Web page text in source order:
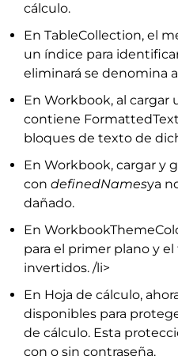
cálculo.
En TableCollection, el
un índice para
eliminará se denomina
En Workbook, al
contiene
bloques de texto de
En Workbook, cargar y
con definedNamesya
dañado.
En
para el primer plano y
invertidos. /li>
En Hoja de cálculo,
disponibles para
de cálculo. Esta
con o sin contraseña.